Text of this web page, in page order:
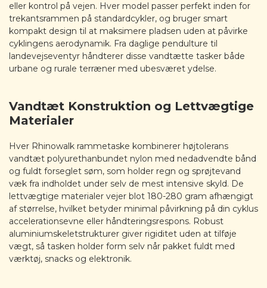
eller kontrol på vejen. Hver model passer perfekt inden for
trekantsrammen på standardcykler, og bruger smart
kompakt design til at maksimere pladsen uden at påvirke
cyklingens aerodynamik. Fra daglige pendulture til
landevejseventyr håndterer disse vandtætte tasker både
urbane og rurale terræner med ubesværet ydelse.
Vandtæt Konstruktion og Lettvægtige
Materialer
Hver Rhinowalk rammetaske kombinerer højtolerans
vandtæt polyurethanbundet nylon med nedadvendte bånd
og fuldt forseglet søm, som holder regn og sprøjtevand
væk fra indholdet under selv de mest intensive skyld. De
lettvægtige materialer vejer blot 180-280 gram afhængigt
af størrelse, hvilket betyder minimal påvirkning på din cyklus
accelerationsevne eller håndteringsrespons. Robust
aluminiumskeletstrukturer giver rigiditet uden at tilføje
vægt, så tasken holder form selv når pakket fuldt med
værktøj, snacks og elektronik.